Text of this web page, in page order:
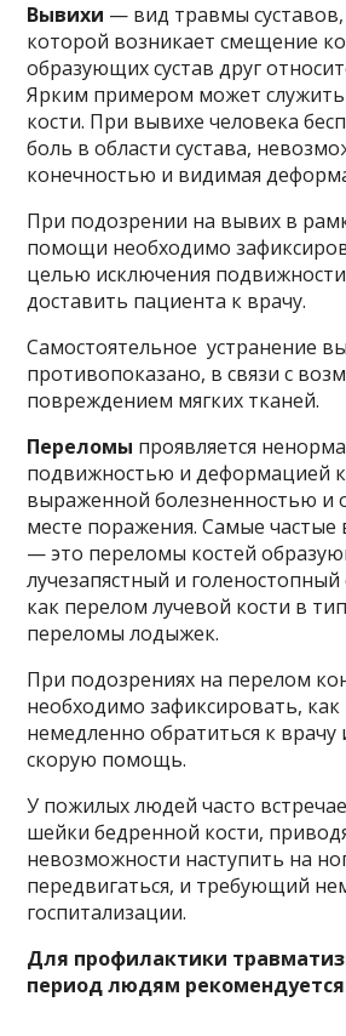
Вывихи — вид травмы суставов,
которой возникает смещение
образующих сустав друг
Ярким примером может
кости. При вывихе человека
боль в области сустава,
конечностью и видимая
При подозрении на вывих в
помощи необходимо
целью исключения
доставить пациента к врачу.
Самостоятельное устранение
противопоказано, в связи с
повреждением мягких тканей.
Переломы проявляется
подвижностью и деформацией
выраженной болезненностью и
месте поражения. Самые
— это переломы костей
лучезапястный и голеностопный
как перелом лучевой кости в
переломы лодыжек.
При подозрениях на перелом
необходимо зафиксировать,
немедленно обратиться к врачу
скорую помощь.
У пожилых людей часто
шейки бедренной кости,
невозможности наступить на
передвигаться, и требующий
госпитализации.
Для профилактики
период людям